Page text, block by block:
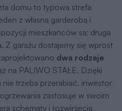
domu to typowa strefa
z własną garderobą i
mieszkańców są: druga
Z garażu dostajemy się wprost
dwa rodzaje
na PALIWO STAŁE. Dzięki
trzeba przerabiać, inwestor
zastosuje w swoim
schematy i rozwinięcia